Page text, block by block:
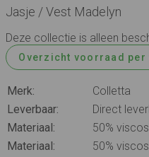
Jasje / Vest Madelyn
Deze collectie is alleen
Overzicht voorraad per
Merk:
Colletta
Leverbaar:
Direct
Materiaal:
50%
Materiaal:
50%